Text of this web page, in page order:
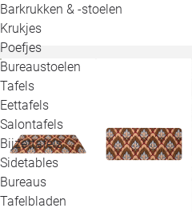
Barkrukken & -stoelen
Krukjes
Poefjes
Bureaustoelen
Tafels
Eettafels
Salontafels
Bijzettafels
Sidetables
Bureaus
Tafelbladen